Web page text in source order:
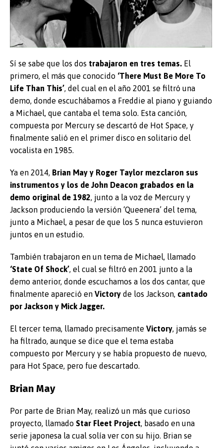
Sí se sabe que los dos trabajaron en tres temas. El
primero, el más que conocido ‘There Must Be More To
Life Than This’, del cual en el año 2001 se filtró una
demo, donde escuchábamos a Freddie al piano y guiando
a Michael, que cantaba el tema solo. Esta canción,
compuesta por Mercury se descartó de Hot Space, y
finalmente salió en el primer disco en solitario del
vocalista en 1985.
Ya en 2014, Brian May y Roger Taylor mezclaron sus
instrumentos y los de John Deacon grabados en la
demo original de 1982, junto a la voz de Mercury y
Jackson produciendo la versión ‘Queenera’ del tema,
junto a Michael, a pesar de que los 5 nunca estuvieron
juntos en un estudio.
También trabajaron en un tema de Michael, llamado
‘State Of Shock’, el cual se filtró en 2001 junto a la
demo anterior, donde escuchamos a los dos cantar, que
finalmente apareció en Victory de los Jackson, cantado
por Jackson y Mick Jagger.
El tercer tema, llamado precisamente Victory, jamás se
ha filtrado, aunque se dice que el tema estaba
compuesto por Mercury y se había propuesto de nuevo,
para Hot Space, pero fue descartado.
Brian May
Por parte de Brian May, realizó un más que curioso
proyecto, llamado Star Fleet Project, basado en una
serie japonesa la cual solía ver con su hijo. Brian se